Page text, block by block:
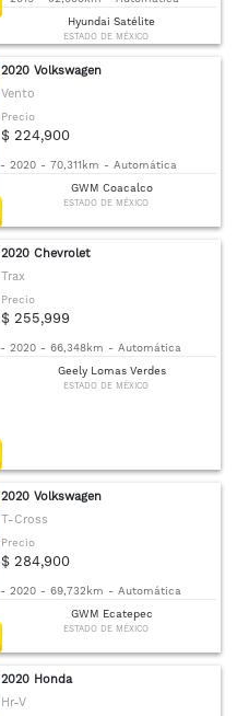
Hyundai Satélite
ESTADO DE MÉXICO
2020 Volkswagen
Vento
Precio
$ 224,900
- 2020 - 70,311km - Automática
GWM Coacalco
ESTADO DE MÉXICO
2020 Chevrolet
Trax
Precio
$ 255,999
- 2020 - 66,348km - Automática
Geely Lomas Verdes
ESTADO DE MÉXICO
2020 Volkswagen
T-Cross
Precio
$ 284,900
- 2020 - 69,732km - Automática
GWM Ecatepec
ESTADO DE MÉXICO
2020 Honda
Hr-V